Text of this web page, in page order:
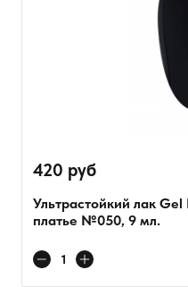
420 руб
Ультрастойкий лак
платье №050, 9 мл.